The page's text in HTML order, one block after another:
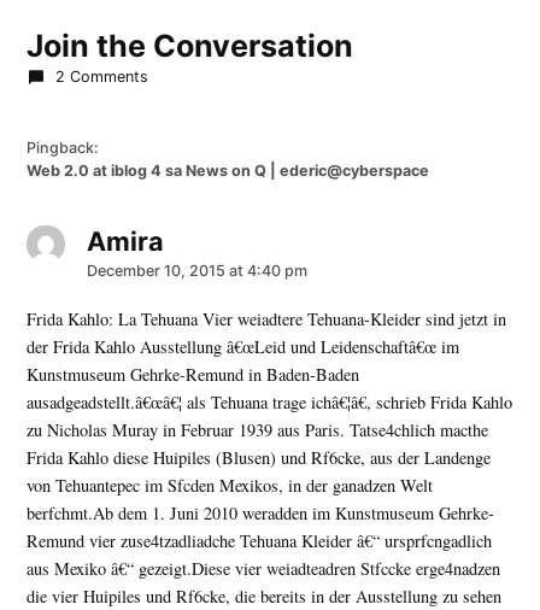
Join the Conversation
2 Comments
Pingback:
Web 2.0 at iblog 4 sa News on Q | ederic@cyberspace
Amirasays:
December 10, 2015 at 4:40 pm
Frida Kahlo: La Tehuana Vier weiadtere Tehuana-Kleider sind jetzt in
der Frida Kahlo Ausstellung â€œLeid und Leidenschaftâ€œ im
Kunstmuseum Gehrke-Remund in Baden-Baden
ausadgeadstellt.â€œâ€¦ als Tehuana trage ichâ€¦â€, schrieb Frida Kahlo
zu Nicholas Muray in Februar 1939 aus Paris. Tatse4chlich macthe
Frida Kahlo diese Huipiles (Blusen) und Rf6cke, aus der Landenge
von Tehuantepec im Sfcden Mexikos, in der ganadzen Welt
berfchmt.Ab dem 1. Juni 2010 weradden im Kunstmuseum Gehrke-
Remund vier zuse4tzadliadche Tehuana Kleider â€“ ursprfcngadlich
aus Mexiko â€“ gezeigt.Diese vier weiadteadren Stfccke erge4nadzen
die vier Huipiles und Rf6cke, die bereits in der Ausstellung zu sehen